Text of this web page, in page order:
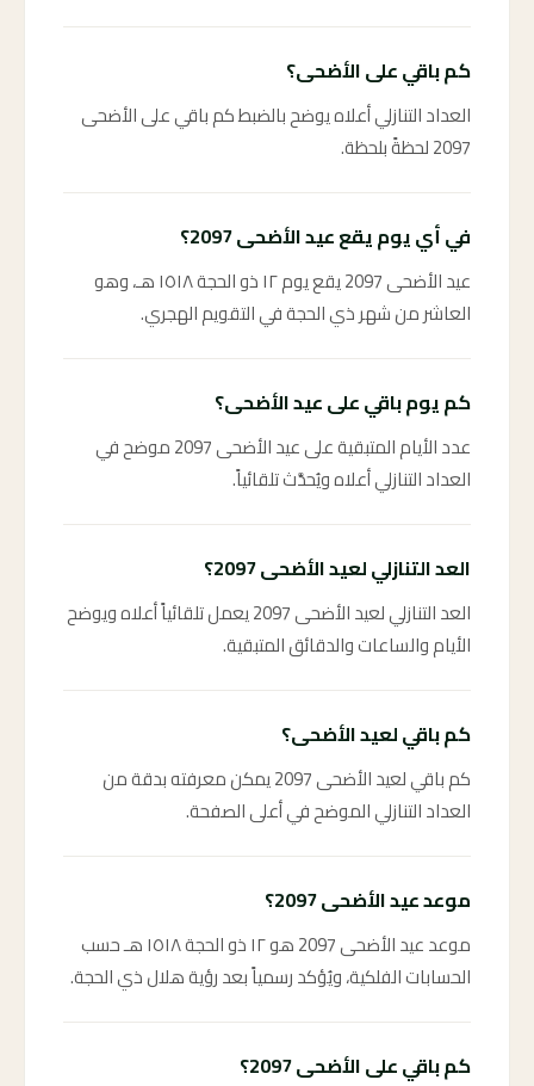
كم باقي على الأضحى؟
العداد التنازلي أعلاه يوضح بالضبط كم باقي على الأضحى
2097 لحظةً بلحظة.
في أي يوم يقع عيد الأضحى 2097؟
عيد الأضحى 2097 يقع يوم ١٢ ذو الحجة ١٥١٨ هـ، وهو
العاشر من شهر ذي الحجة في التقويم الهجري.
كم يوم باقي على عيد الأضحى؟
عدد الأيام المتبقية على عيد الأضحى 2097 موضح في
العداد التنازلي أعلاه ويُحدَّث تلقائياً.
العد التنازلي لعيد الأضحى 2097؟
العد التنازلي لعيد الأضحى 2097 يعمل تلقائياً أعلاه ويوضح
الأيام والساعات والدقائق المتبقية.
كم باقي لعيد الأضحى؟
كم باقي لعيد الأضحى 2097 يمكن معرفته بدقة من
العداد التنازلي الموضح في أعلى الصفحة.
موعد عيد الأضحى 2097؟
موعد عيد الأضحى 2097 هو ١٢ ذو الحجة ١٥١٨ هـ حسب
الحسابات الفلكية، ويُؤكد رسمياً بعد رؤية هلال ذي الحجة.
كم باقي على الأضحى 2097؟